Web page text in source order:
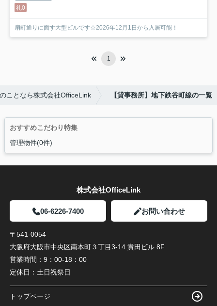
礼0
扇町通りに面す大型ビルです☆2026年12月1日から入居可能！
1
ことなら株式会社OfficeLink 【貸事務所】地下鉄谷町線の一覧
おすすめこだわり特集
管理物件(0件)
株式会社OfficeLink
06-6226-7400 お問い合わせ
〒541-0054
大阪府大阪市中央区南本町３丁目3-14 貴田ビル 8F
営業時間： 9：00-18：00
定休日： 土日祝祭日
トップページ